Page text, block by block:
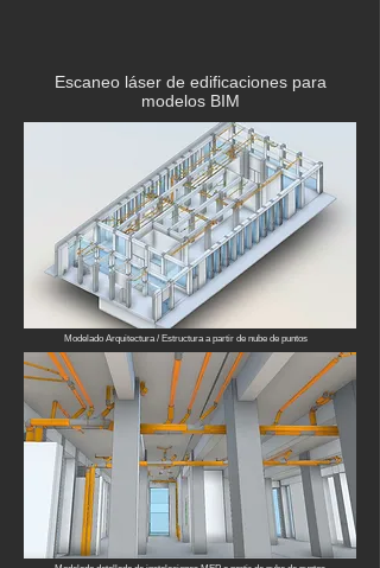
Escaneo láser de edificaciones para
modelos BIM
Modelado Arquitectura / Estructura a partir de nube de puntos